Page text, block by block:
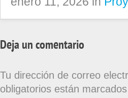
Deja un comentario
Tu dirección de correo
obligatorios están